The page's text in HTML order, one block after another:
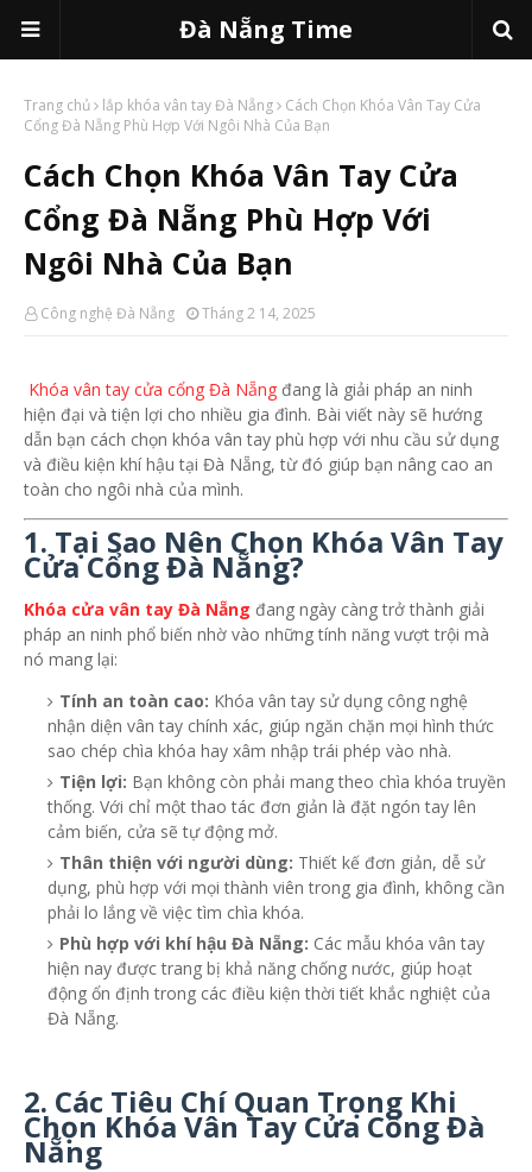
Đà Nẵng Time
Trang chủ lắp khóa vân tay Đà Nẵng
Cách Chọn Khóa Vân Tay Cửa
Cổng Đà Nẵng Phù Hợp Với Ngôi Nhà Của Bạn
Cách Chọn Khóa Vân Tay Cửa
Cổng Đà Nẵng Phù Hợp Với
Ngôi Nhà Của Bạn
Công nghệ Đà Nẵng Tháng 2 14, 2025
Khóa vân tay cửa cổng Đà Nẵng đang là giải pháp an ninh
hiện đại và tiện lợi cho nhiều gia đình. Bài viết này sẽ hướng
dẫn bạn cách chọn khóa vân tay phù hợp với nhu cầu sử dụng
và điều kiện khí hậu tại Đà Nẵng, từ đó giúp bạn nâng cao an
toàn cho ngôi nhà của mình.
1. Tại Sao Nên Chọn Khóa Vân Tay
Cửa Cổng Đà Nẵng?
Khóa cửa vân tay Đà Nẵng đang ngày càng trở thành giải
pháp an ninh phổ biến nhờ vào những tính năng vượt trội mà
nó mang lại:
Tính an toàn cao: Khóa vân tay sử dụng công nghệ
nhận diện vân tay chính xác, giúp ngăn chặn mọi hình thức
sao chép chìa khóa hay xâm nhập trái phép vào nhà.
Tiện lợi: Bạn không còn phải mang theo chìa khóa truyền
thống. Với chỉ một thao tác đơn giản là đặt ngón tay lên
cảm biến, cửa sẽ tự động mở.
Thân thiện với người dùng: Thiết kế đơn giản, dễ sử
dụng, phù hợp với mọi thành viên trong gia đình, không cần
phải lo lắng về việc tìm chìa khóa.
Phù hợp với khí hậu Đà Nẵng: Các mẫu khóa vân tay
hiện nay được trang bị khả năng chống nước, giúp hoạt
động ổn định trong các điều kiện thời tiết khắc nghiệt của
Đà Nẵng.
2. Các Tiêu Chí Quan Trọng Khi
Chọn Khóa Vân Tay Cửa Cổng Đà
Nẵng